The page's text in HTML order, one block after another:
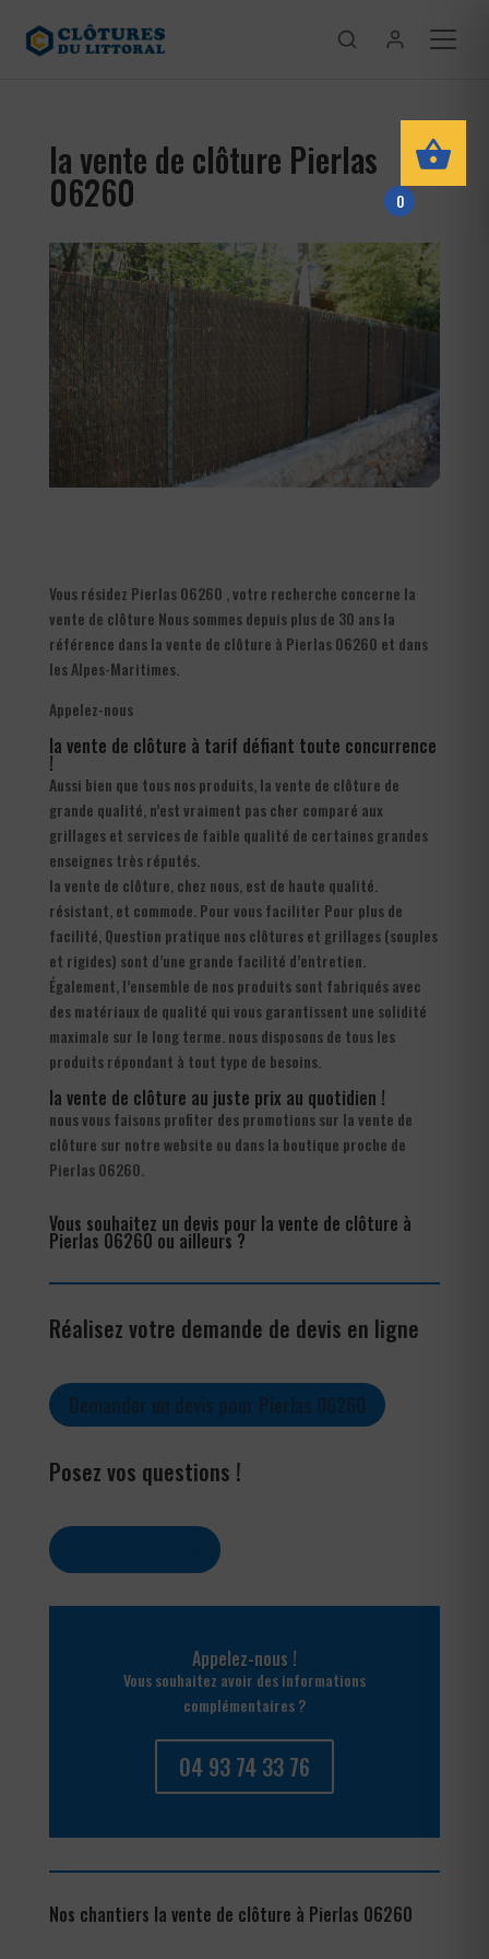
la vente de clôture Pierlas
06260
Vous résidez Pierlas 06260 , votre recherche concerne la
vente de clôture Nous sommes depuis plus de 30 ans la
référence dans la vente de clôture à Pierlas 06260 et dans
les Alpes-Maritimes.
Appelez-nous
la vente de clôture à tarif défiant toute concurrence
!
Aussi bien que tous nos produits, la vente de clôture de
grande qualité, n’est vraiment pas cher comparé aux
grillages et services de faible qualité de certaines grandes
enseignes très réputés.
la vente de clôture, chez nous, est de haute qualité.
résistant, et commode. Pour vous faciliter Pour plus de
facilité, Question pratique nos clôtures et grillages (souples
et rigides) sont d’une grande facilité d’entretien.
Également, l’ensemble de nos produits sont fabriqués avec
des matériaux de qualité qui vous garantissent une solidité
maximale sur le long terme. nous disposons de tous les
produits répondant à tout type de besoins.
la vente de clôture au juste prix au quotidien !
nous vous faisons profiter des promotions sur la vente de
clôture sur notre website ou dans la boutique proche de
Pierlas 06260.
Vous souhaitez un devis pour la vente de clôture à
Pierlas 06260 ou ailleurs ?
Réalisez votre demande de devis en ligne
Posez vos questions !
Appelez-nous !
Vous souhaitez avoir des informations
complémentaires ?
04 93 74 33 76
Nos chantiers la vente de clôture à Pierlas 06260
0